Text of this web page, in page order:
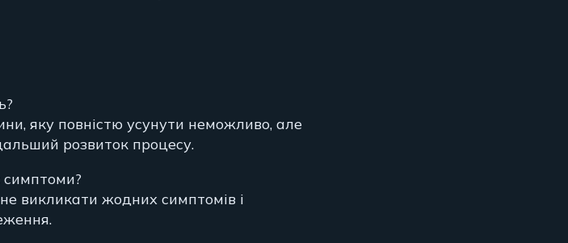
яку повністю усунути неможливо, але
розвиток процесу.
симптоми?
викликати жодних симптомів і